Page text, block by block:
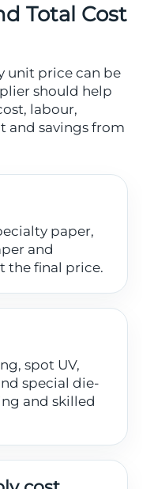
Total Cost
unit price can be
should help
labour,
and savings from
paper,
and
the final price.
spot UV,
special die-
and skilled